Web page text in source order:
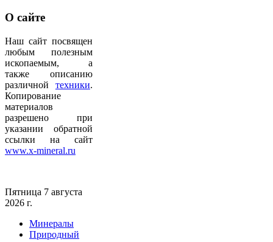
О сайте
Наш сайт посвящен
любым полезным
ископаемым, а
также описанию
различной техники.
Копирование
материалов
разрешено при
указании обратной
ссылки на сайт
www.x-mineral.ru
Пятница 7 августа
2026 г.
Минералы
Природный